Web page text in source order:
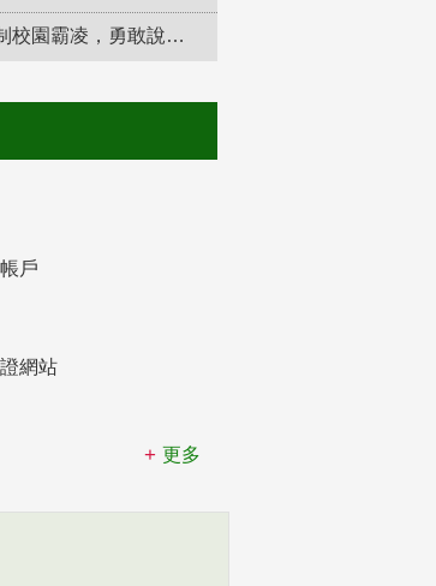
防制校園霸凌，勇敢說出來！
戶
網站
更多